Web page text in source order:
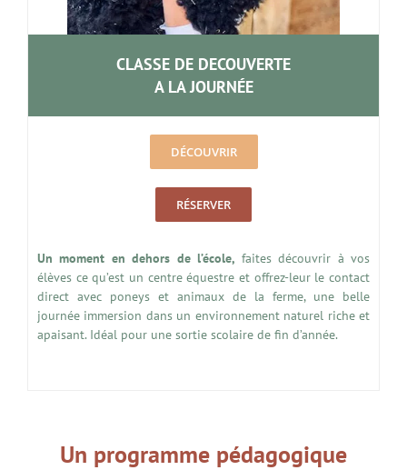
CLASSE DE DECOUVERTE
A LA JOURNÉE
DÉCOUVRIR
RÉSERVER
Un moment en dehors de l’école, faites découvrir à vos
élèves ce qu’est un centre équestre et offrez-leur le contact
direct avec poneys et animaux de la ferme, une belle
journée immersion dans un environnement naturel riche et
apaisant. Idéal pour une sortie scolaire de fin d’année.
Un programme pédagogique